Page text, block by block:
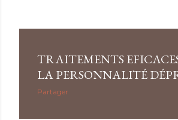
TRAITEMENTS
LA PERSONNALITÉ
Partager